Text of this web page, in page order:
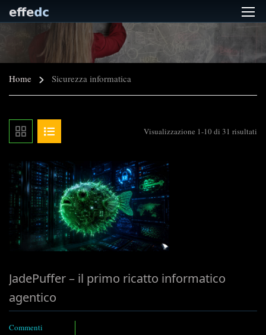
Home Sicurezza informatica
Visualizzazione 1-10 di 31 risultati
JadePuffer – il primo ricatto informatico
agentico
Commenti